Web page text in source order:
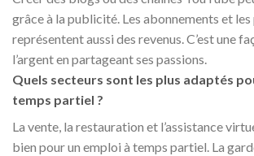
grâce à la publicité. Les abonnements et
représentent aussi des revenus. C’est une
l’argent en partageant ses passions.
Quels secteurs sont les plus adaptés
temps partiel ?
La vente, la restauration et l’assistance
bien pour un emploi à temps partiel. La